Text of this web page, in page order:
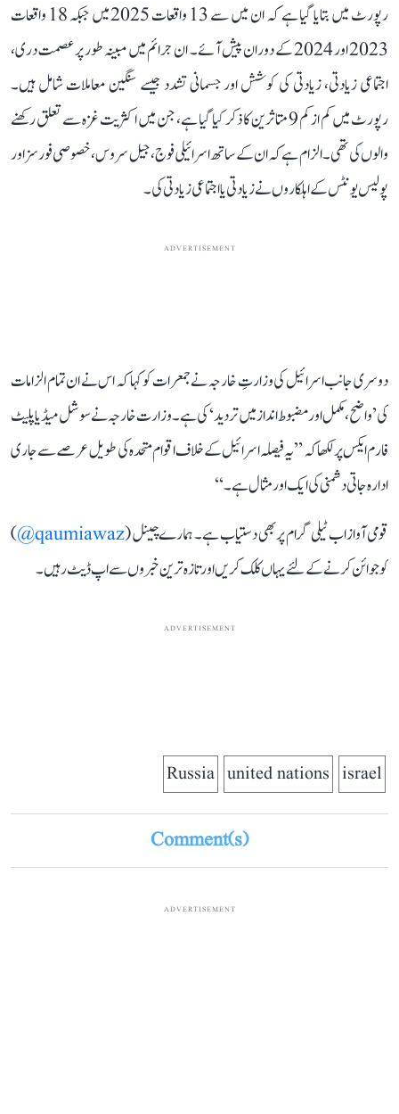
رپورٹ میں بتایا گیا ہے کہ ان میں سے 13 واقعات 2025 میں جبکہ 18 واقعات
2023 اور 2024 کے دوران پیش آئے۔ ان جرائم میں مبینہ طور پر عصمت دری،
اجتماعی زیادتی، زیادتی کی کوشش اور جسمانی تشدد جیسے سنگین معاملات شامل ہیں۔
رپورٹ میں کم از کم 9 متاثرین کا ذکر کیا گیا ہے، جن میں اکثریت غزہ سے تعلق رکھنے
والوں کی تھی۔ الزام ہے کہ ان کے ساتھ اسرائیلی فوج، جیل سروس، خصوصی فورسز اور
پولیس یونٹس کے اہلکاروں نے زیادتی یا اجتماعی زیادتی کی۔
ADVERTISEMENT
دوسری جانب اسرائیل کی وزارتِ خارجہ نے جمعرات کو کہا کہ اس نے ان تمام الزامات
کی ’واضح، مکمل اور مضبوط انداز میں تردید‘ کی ہے۔ وزارت خارجہ نے سوشل میڈیا پلیٹ
فارم ایکس پر لکھا کہ ’’یہ فیصلہ اسرائیل کے خلاف اقوام متحدہ کی طویل عرصے سے جاری
ادارہ جاتی دشمنی کی ایک اور مثال ہے۔‘‘
قومی آواز اب ٹیلی گرام پر بھی دستیاب ہے۔ ہمارے چینل (qaumiawaz@
)
کو جوائن کرنے کے لئے یہاں کلک کریں اور تازہ ترین خبروں سے اپ ڈیٹ رہیں۔
ADVERTISEMENT
israel
united nations
Russia
Comment(s)
ADVERTISEMENT